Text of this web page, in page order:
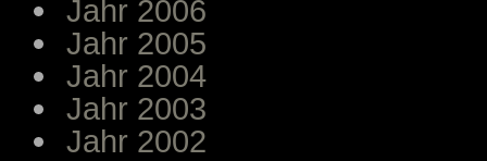
Jahr 2006
Jahr 2005
Jahr 2004
Jahr 2003
Jahr 2002